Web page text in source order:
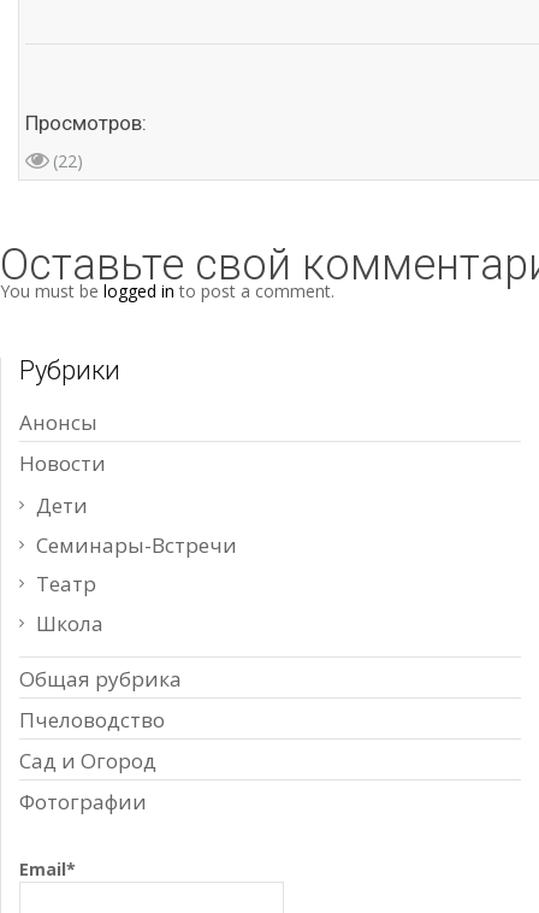
Просмотров:
(22)
Оставьте свой
You must be logged in to post a comment.
Рубрики
Анонсы
Новости
Дети
Семинары-Встречи
Театр
Школа
Общая рубрика
Пчеловодство
Сад и Огород
Фотографии
Email*